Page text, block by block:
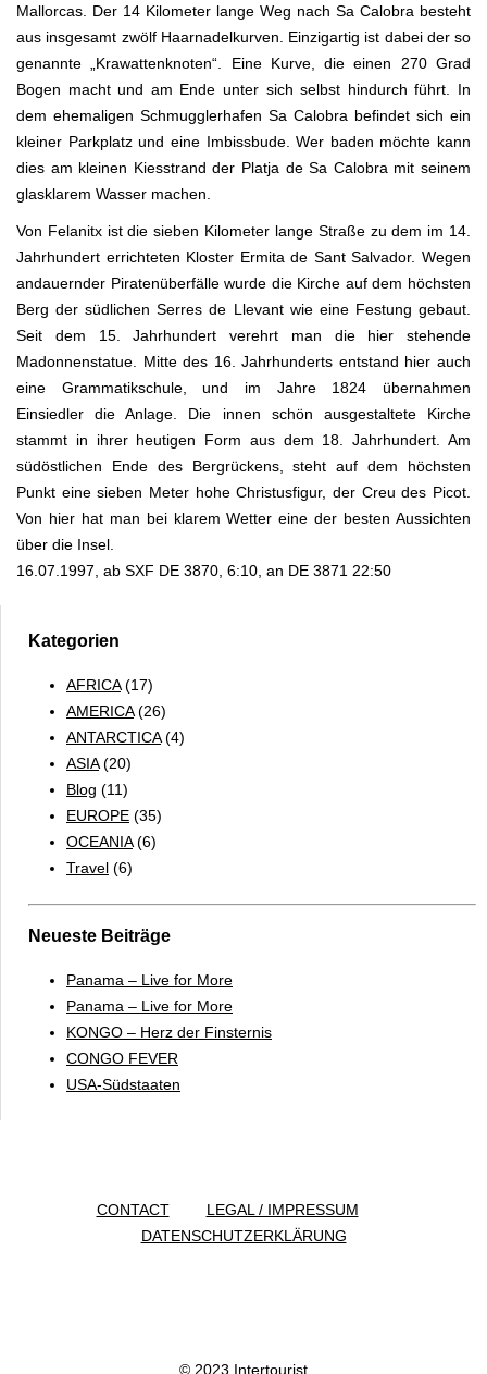
Mallorcas. Der 14 Kilometer lange Weg nach Sa Calobra besteht
aus insgesamt zwölf Haarnadelkurven. Einzigartig ist dabei der so
genannte „Krawattenknoten“. Eine Kurve, die einen 270 Grad
Bogen macht und am Ende unter sich selbst hindurch führt. In
dem ehemaligen Schmugglerhafen Sa Calobra befindet sich ein
kleiner Parkplatz und eine Imbissbude. Wer baden möchte kann
dies am kleinen Kiesstrand der Platja de Sa Calobra mit seinem
glasklarem Wasser machen.
Von Felanitx ist die sieben Kilometer lange Straße zu dem im 14.
Jahrhundert errichteten Kloster Ermita de Sant Salvador. Wegen
andauernder Piratenüberfälle wurde die Kirche auf dem höchsten
Berg der südlichen Serres de Llevant wie eine Festung gebaut.
Seit dem 15. Jahrhundert verehrt man die hier stehende
Madonnenstatue. Mitte des 16. Jahrhunderts entstand hier auch
eine Grammatikschule, und im Jahre 1824 übernahmen
Einsiedler die Anlage. Die innen schön ausgestaltete Kirche
stammt in ihrer heutigen Form aus dem 18. Jahrhundert. Am
südöstlichen Ende des Bergrückens, steht auf dem höchsten
Punkt eine sieben Meter hohe Christusfigur, der Creu des Picot.
Von hier hat man bei klarem Wetter eine der besten Aussichten
über die Insel.
16.07.1997, ab SXF DE 3870, 6:10, an DE 3871 22:50
Kategorien
AFRICA(17)
AMERICA(26)
ANTARCTICA(4)
ASIA(20)
Blog (11)
EUROPE (35)
OCEANIA(6)
Travel (6)
Neueste Beiträge
Panama – Live for More
Panama – Live for More
KONGO – Herz der Finsternis
CONGO FEVER
USA-Südstaaten
CONTACT
LEGAL / IMPRESSUM
DATENSCHUTZERKLÄRUNG
© 2023 Intertourist